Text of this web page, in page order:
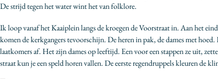
De strijd tegen het water wint het van folklore.
Ik loop vanaf het Kaaiplein langs de kroegen de Voorstraat in. Aan het
komen de kerkgangers tevoorschijn. De heren in pak, de dames met
laatkomers af. Het zijn dames op leeftijd. Een voor een stappen ze uit,
straat kun je een speld horen vallen. De eerste regendruppels kleuren de